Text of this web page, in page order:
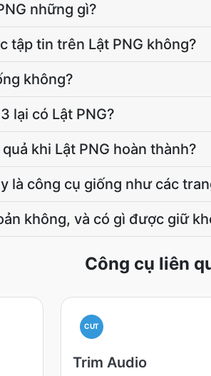
những gì?
tập tin trên Lật PNG không?
không?
lại có Lật PNG?
khi Lật PNG hoàn thành?
là công cụ giống như các
không, và có gì được giữ
Công cụ liên
CUT
Trim Audio